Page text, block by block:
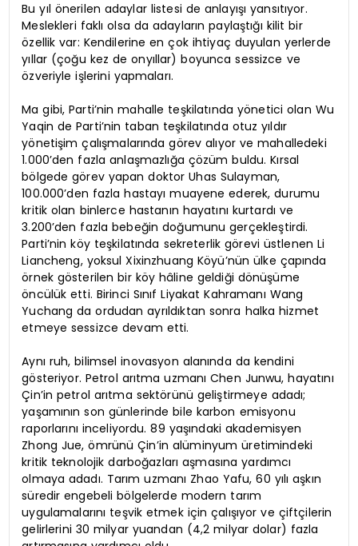
Bu yıl önerilen adaylar listesi de anlayışı yansıtıyor.
Meslekleri faklı olsa da adayların paylaştığı kilit bir
özellik var: Kendilerine en çok ihtiyaç duyulan yerlerde
yıllar (çoğu kez de onyıllar) boyunca sessizce ve
özveriyle işlerini yapmaları.
Ma gibi, Parti’nin mahalle teşkilatında yönetici olan Wu
Yaqin de Parti’nin taban teşkilatında otuz yıldır
yönetişim çalışmalarında görev alıyor ve mahalledeki
1.000’den fazla anlaşmazlığa çözüm buldu. Kırsal
bölgede görev yapan doktor Uhas Sulayman,
100.000’den fazla hastayı muayene ederek, durumu
kritik olan binlerce hastanın hayatını kurtardı ve
3.200’den fazla bebeğin doğumunu gerçekleştirdi.
Parti’nin köy teşkilatında sekreterlik görevi üstlenen Li
Liancheng, yoksul Xixinzhuang Köyü’nün ülke çapında
örnek gösterilen bir köy hâline geldiği dönüşüme
öncülük etti. Birinci Sınıf Liyakat Kahramanı Wang
Yuchang da ordudan ayrıldıktan sonra halka hizmet
etmeye sessizce devam etti.
Aynı ruh, bilimsel inovasyon alanında da kendini
gösteriyor. Petrol arıtma uzmanı Chen Junwu, hayatını
Çin’in petrol arıtma sektörünü geliştirmeye adadı;
yaşamının son günlerinde bile karbon emisyonu
raporlarını inceliyordu. 89 yaşındaki akademisyen
Zhong Jue, ömrünü Çin’in alüminyum üretimindeki
kritik teknolojik darboğazları aşmasına yardımcı
olmaya adadı. Tarım uzmanı Zhao Yafu, 60 yılı aşkın
süredir engebeli bölgelerde modern tarım
uygulamalarını teşvik etmek için çalışıyor ve çiftçilerin
gelirlerini 30 milyar yuandan (4,2 milyar dolar) fazla